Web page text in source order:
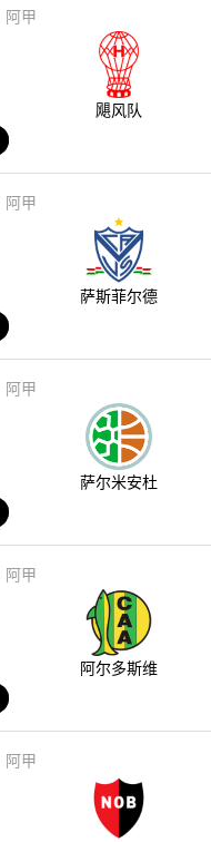
阿甲
飓风队
阿甲
萨斯菲尔德
阿甲
萨尔米安杜
阿甲
阿尔多斯维
阿甲